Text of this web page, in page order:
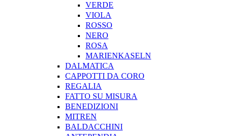
VERDE
VIOLA
ROSSO
NERO
ROSA
MARIENKASELN
DALMATICA
CAPPOTTI DA CORO
REGALIA
FATTO SU MISURA
BENEDIZIONI
MITREN
BALDACCHINI